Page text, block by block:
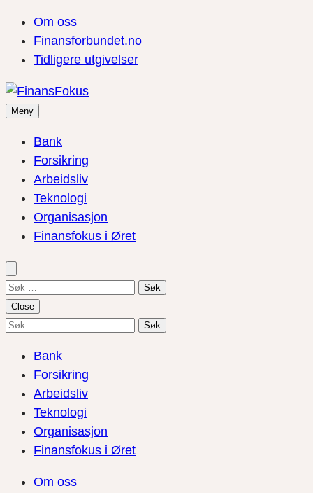
Om oss
Finansforbundet.no
Tidligere utgivelser
Meny
Bank
Forsikring
Arbeidsliv
Teknologi
Organisasjon
Finansfokus i Øret
Søk
etter:
Close
Søk
Bank
Forsikring
Arbeidsliv
Teknologi
Organisasjon
Finansfokus i Øret
Om oss